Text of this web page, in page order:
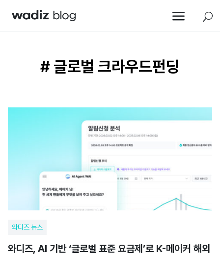
a U
# 글로벌 크라우드펀딩
와디즈 뉴스
와디즈, AI 기반 ‘글로벌 표준 요금제’로 K-메이커 해외